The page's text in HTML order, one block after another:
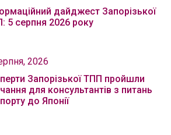
дайджест Запорізької
5 серпня 2026 року
2026
Запорізької ТПП пройшли
для консультантів з питань
до Японії